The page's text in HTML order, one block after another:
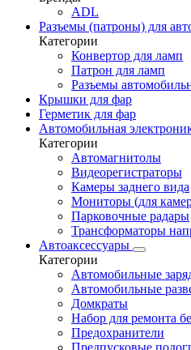
ADL
Разъемы (патроны) для
Категории
Конвертор для ламп
Патрон для ламп
Разъемы
Крышки для фар
Герметик для фар
Автомобильная
Категории
Автомагнитолы
Видеорегистраторы
Камеры заднего вида
Мониторы (для
Парковочные радары
Трансформаторы
Автоаксессуары
Категории
Автомобильные
Автомобильные
Домкраты
Набор для ремонта
Предохранители
Предпусковые